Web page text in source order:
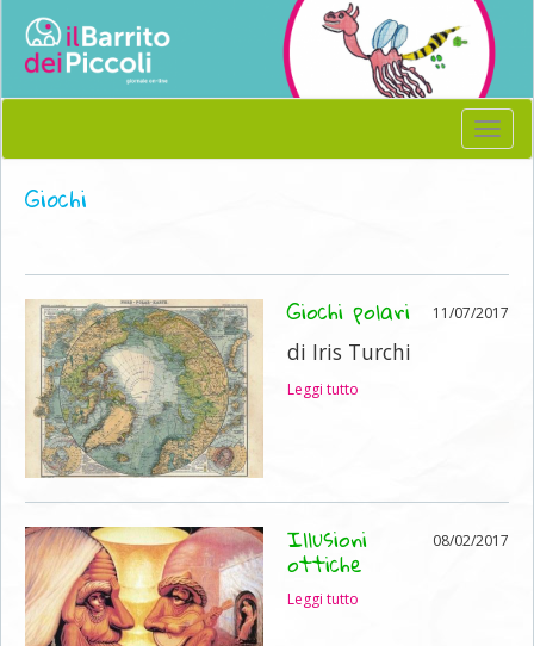
Menu
Giochi
11/07/2017
Giochi polari
di Iris Turchi
Leggi tutto
08/02/2017
Illusioni
ottiche
Leggi tutto